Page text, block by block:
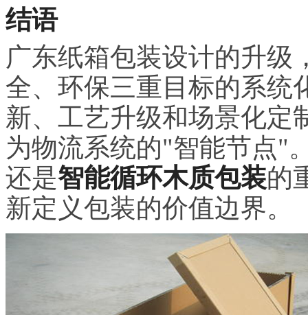
结语
广东纸箱包装设计的升级
全、环保三重目标的系统
新、工艺升级和场景化定
为物流系统的"智能节点"
还是智能循环木质包装的
新定义包装的价值边界。